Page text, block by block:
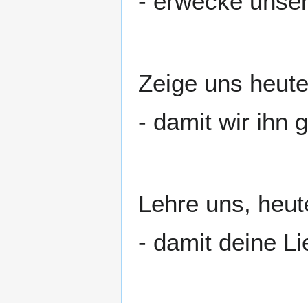
Zeige uns
- damit wir ihn
Lehre uns,
- damit deine